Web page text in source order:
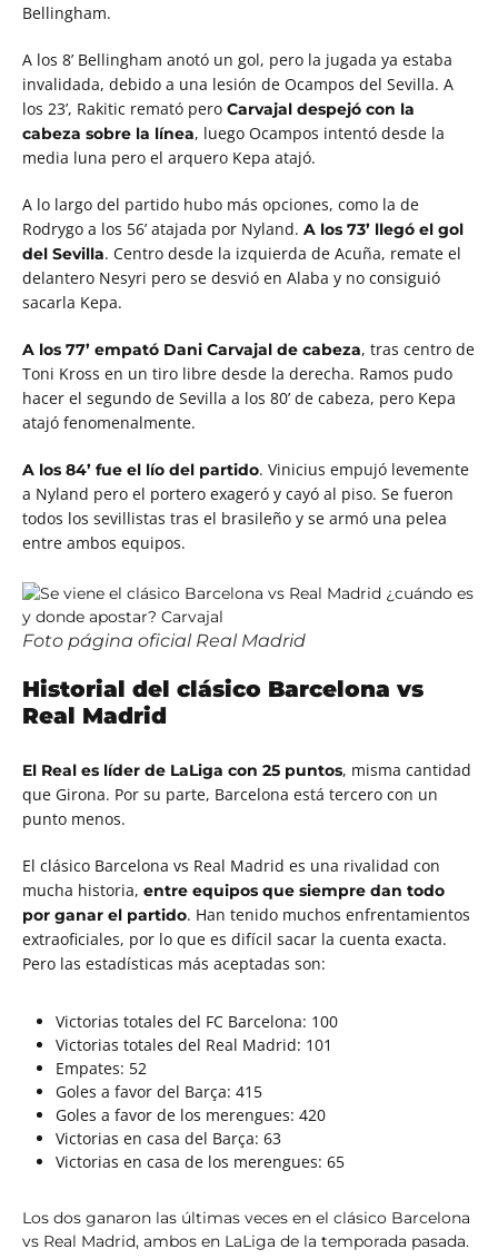
Bellingham.
A los 8’ Bellingham anotó un gol, pero la jugada ya estaba
invalidada, debido a una lesión de Ocampos del Sevilla. A
los 23’, Rakitic remató pero Carvajal despejó con la
cabeza sobre la línea, luego Ocampos intentó desde la
media luna pero el arquero Kepa atajó.
A lo largo del partido hubo más opciones, como la de
Rodrygo a los 56’ atajada por Nyland. A los 73’ llegó el gol
del Sevilla. Centro desde la izquierda de Acuña, remate el
delantero Nesyri pero se desvió en Alaba y no consiguió
sacarla Kepa.
A los 77’ empató Dani Carvajal de cabeza, tras centro de
Toni Kross en un tiro libre desde la derecha. Ramos pudo
hacer el segundo de Sevilla a los 80’ de cabeza, pero Kepa
atajó fenomenalmente.
A los 84’ fue el lío del partido. Vinicius empujó levemente
a Nyland pero el portero exageró y cayó al piso. Se fueron
todos los sevillistas tras el brasileño y se armó una pelea
entre ambos equipos.
Foto página oficial Real Madrid
Historial del clásico Barcelona vs
Real Madrid
El Real es líder de LaLiga con 25 puntos, misma cantidad
que Girona. Por su parte, Barcelona está tercero con un
punto menos.
El clásico Barcelona vs Real Madrid es una rivalidad con
mucha historia, entre equipos que siempre dan todo
por ganar el partido. Han tenido muchos enfrentamientos
extraoficiales, por lo que es difícil sacar la cuenta exacta.
Pero las estadísticas más aceptadas son:
Victorias totales del FC Barcelona: 100
Victorias totales del Real Madrid: 101
Empates: 52
Goles a favor del Barça: 415
Goles a favor de los merengues: 420
Victorias en casa del Barça: 63
Victorias en casa de los merengues: 65
Los dos ganaron las últimas veces en el clásico Barcelona
vs Real Madrid, ambos en LaLiga de la temporada pasada.